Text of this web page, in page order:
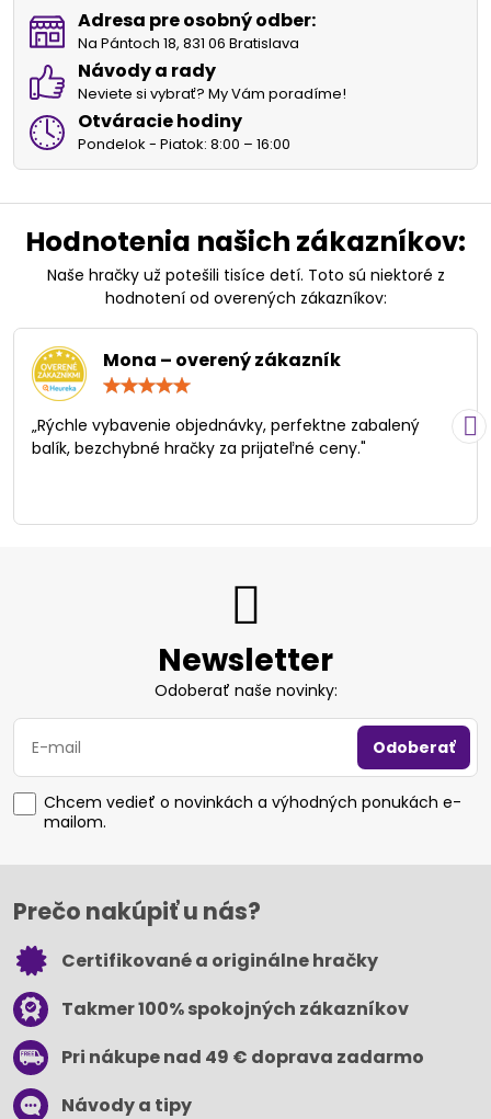
Adresa pre osobný odber:
Na Pántoch 18, 831 06 Bratislava
Návody a rady
Neviete si vybrať? My Vám poradíme!
Otváracie hodiny
Pondelok - Piatok: 8:00 – 16:00
Hodnotenia našich zákazníkov:
Naše hračky už potešili tisíce detí. Toto sú niektoré z
hodnotení od overených zákazníkov:
Mona – overený zákazník
/
5
„Rýchle vybavenie objednávky, perfektne zabalený
balík, bezchybné hračky za prijateľné ceny."
Newsletter
Odoberať naše novinky:
Odoberať
Chcem vedieť o novinkách a výhodných ponukách e-
mailom.
Prečo nakúpiť u nás?
Certifikované a originálne hračky
Takmer 100% spokojných zákazníkov
Pri nákupe nad 49 € doprava zadarmo
Návody a tipy